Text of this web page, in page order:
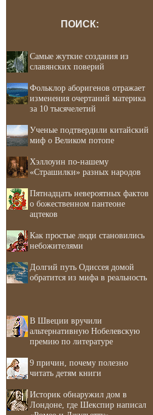
ПОИСК:
Самые жуткие создания из
славянских поверий
Фольклор аборигенов отражает
изменения очертаний материка
за 10 тысячелетий
Ученые подтвердили китайский
миф о Великом потопе
Хэллоуин по-нашему
«Страшилки» разных народов
Пятнадцать невероятных фактов
о божественном пантеоне
ацтеков
Как простые люди становились
небожителями
Долгий путь Одиссея домой
обратится из мифа в реальность
В Швеции вручили
альтернативную Нобелевскую
премию по литературе
9 причин, почему полезно
читать детям книги
Историк обнаружил дом в
Лондоне, где Шекспир написал